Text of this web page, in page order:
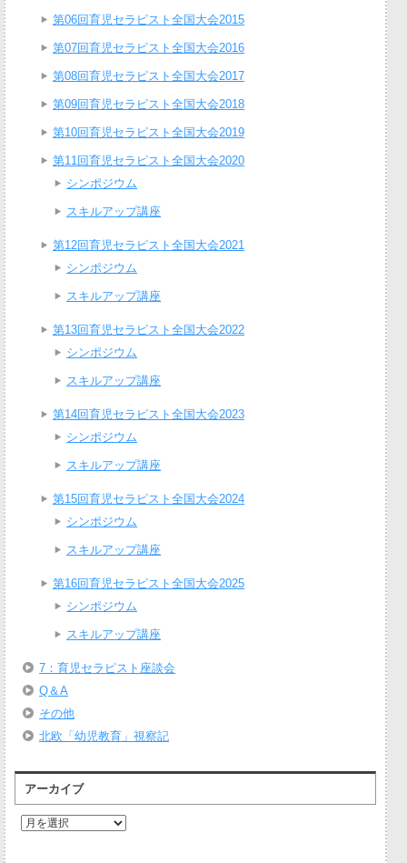
第06回育児セラピスト全国大会2015
第07回育児セラピスト全国大会2016
第08回育児セラピスト全国大会2017
第09回育児セラピスト全国大会2018
第10回育児セラピスト全国大会2019
第11回育児セラピスト全国大会2020
シンポジウム
スキルアップ講座
第12回育児セラピスト全国大会2021
シンポジウム
スキルアップ講座
第13回育児セラピスト全国大会2022
シンポジウム
スキルアップ講座
第14回育児セラピスト全国大会2023
シンポジウム
スキルアップ講座
第15回育児セラピスト全国大会2024
シンポジウム
スキルアップ講座
第16回育児セラピスト全国大会2025
シンポジウム
スキルアップ講座
7：育児セラピスト座談会
Q＆A
その他
北欧「幼児教育」視察記
アーカイブ
ア